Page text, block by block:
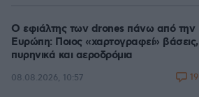
Ο εφιάλτης των drones πάνω από την
Ευρώπη: Ποιος «χαρτογραφεί» βάσεις,
πυρηνικά και αεροδρόμια
08.08.2026, 10:57 19